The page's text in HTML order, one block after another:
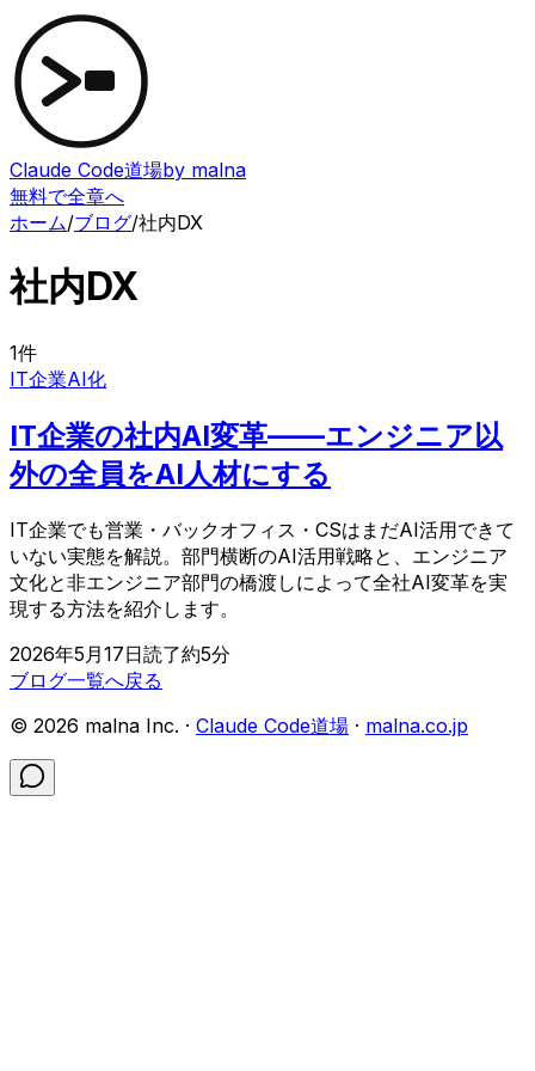
Claude Code道場by malna
無料で全章へ
ホーム/ブログ/社内DX
社内DX
1件
IT企業AI化
IT企業の社内AI変革——エンジニア以
外の全員をAI人材にする
IT企業でも営業・バックオフィス・CSはまだAI活用できて
いない実態を解説。部門横断のAI活用戦略と、エンジニア
文化と非エンジニア部門の橋渡しによって全社AI変革を実
現する方法を紹介します。
2026年5月17日読了約5分
ブログ一覧へ戻る
© 2026 malna Inc. · Claude Code道場 · malna.co.jp